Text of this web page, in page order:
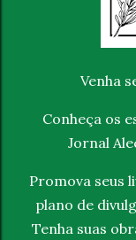
Venha
Conheça os
Jornal
Promova seus
plano de
Tenha suas